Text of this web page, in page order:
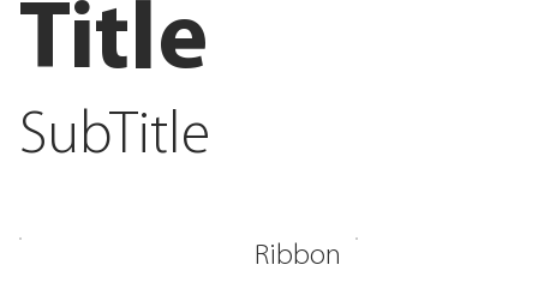
Title
SubTitle
Ribbon